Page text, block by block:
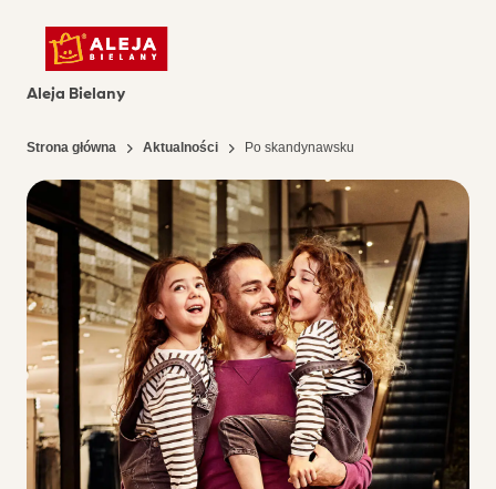
Aleja Bielany
Strona główna Aktualności Po skandynawsku